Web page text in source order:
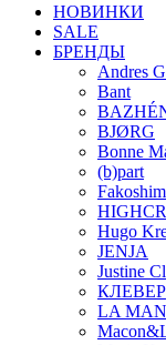
НОВИНКИ
SALE
БРЕНДЫ
Andres
Bant
BJØRG
Bonne
(b)part
Hugo
JENJA
Justine
КЛЕВЕР
LA